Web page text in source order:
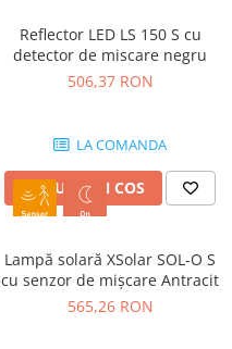
Reflector LED LS 150 S cu
detector de miscare negru
506,37 RON
LA COMANDA
ADAUGA IN COS
Lampă solară XSolar SOL-O S
cu senzor de mișcare Antracit
565,26 RON